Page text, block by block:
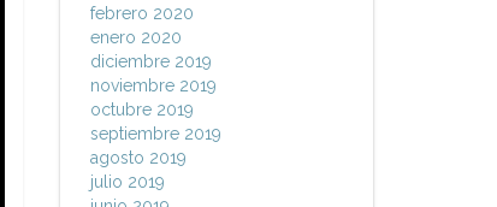
febrero 2020
enero 2020
diciembre 2019
noviembre 2019
octubre 2019
septiembre 2019
agosto 2019
julio 2019